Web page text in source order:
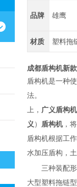
品牌 雄鹰
材质 塑料拖
成都盾构机新
盾构机是一种
法。
上， 广义盾构机
义 ） 盾构机，
盾构机根据工
水加压盾构，
三种装配形
大型塑料拖链